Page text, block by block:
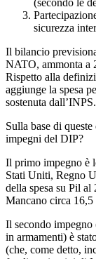
(secondo le
sicurezza
Il bilancio
NATO, ammonta a
Rispetto alla
aggiunge la spesa
sostenuta dall’INPS.
Sulla base di
impegni del DIP?
Il primo impegno è
Stati Uniti, Regno
della spesa su Pil al
Mancano circa
Il secondo impegno
in armamenti) è
(che, come detto,